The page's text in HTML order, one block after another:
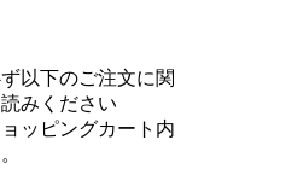
以下のご注文に関
みください
ッピングカート内